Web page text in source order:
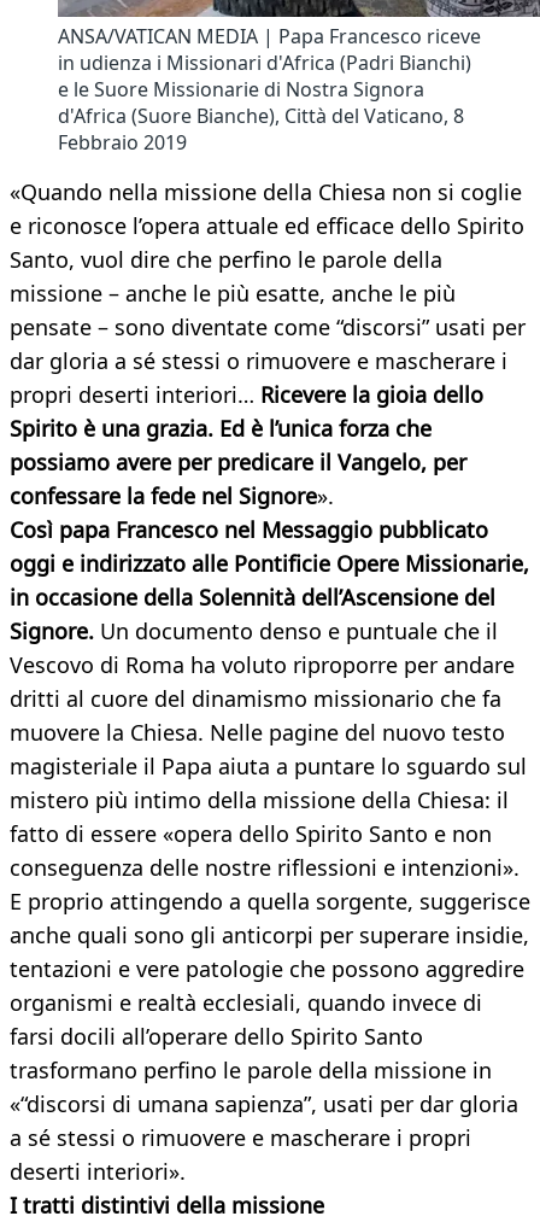
ANSA/VATICAN MEDIA | Papa Francesco riceve
in udienza i Missionari d'Africa (Padri Bianchi)
e le Suore Missionarie di Nostra Signora
d'Africa (Suore Bianche), Città del Vaticano, 8
Febbraio 2019
«Quando nella missione della Chiesa non si coglie
e riconosce l’opera attuale ed efficace dello Spirito
Santo, vuol dire che perfino le parole della
missione – anche le più esatte, anche le più
pensate – sono diventate come “discorsi” usati per
dar gloria a sé stessi o rimuovere e mascherare i
propri deserti interiori… Ricevere la gioia dello
Spirito è una grazia. Ed è l’unica forza che
possiamo avere per predicare il Vangelo, per
confessare la fede nel Signore».
Così papa Francesco nel Messaggio pubblicato
oggi e indirizzato alle Pontificie Opere Missionarie,
in occasione della Solennità dell’Ascensione del
Signore. Un documento denso e puntuale che il
Vescovo di Roma ha voluto riproporre per andare
dritti al cuore del dinamismo missionario che fa
muovere la Chiesa. Nelle pagine del nuovo testo
magisteriale il Papa aiuta a puntare lo sguardo sul
mistero più intimo della missione della Chiesa: il
fatto di essere «opera dello Spirito Santo e non
conseguenza delle nostre riflessioni e intenzioni».
E proprio attingendo a quella sorgente, suggerisce
anche quali sono gli anticorpi per superare insidie,
tentazioni e vere patologie che possono aggredire
organismi e realtà ecclesiali, quando invece di
farsi docili all’operare dello Spirito Santo
trasformano perfino le parole della missione in
«“discorsi di umana sapienza”, usati per dar gloria
a sé stessi o rimuovere e mascherare i propri
deserti interiori».
I tratti distintivi della missione